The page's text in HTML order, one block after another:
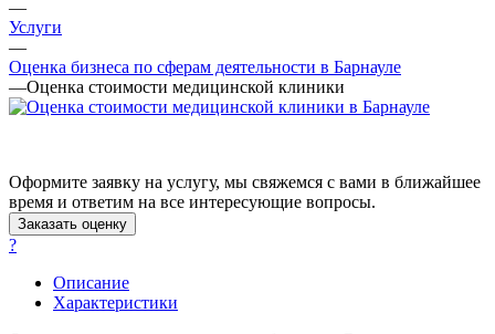
—
Услуги
—
Оценка бизнеса по сферам деятельности в Барнауле
—Оценка стоимости медицинской клиники
Оформите заявку на услугу, мы свяжемся с вами в ближайшее
время и ответим на все интересующие вопросы.
Заказать оценку
?
Описание
Характеристики
Арамиль
Арзамас
Архангельск
Асбест
Асино
Ачинск
Аша
Баймак
Балаково
Балашиха